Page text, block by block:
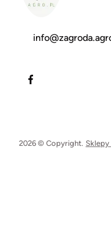
2026 © Copyright. Sklepy